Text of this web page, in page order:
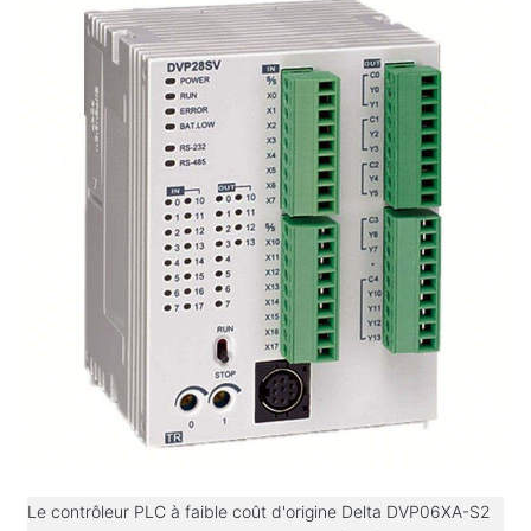
Le contrôleur PLC à faible coût d'origine Delta DVP06XA-S2